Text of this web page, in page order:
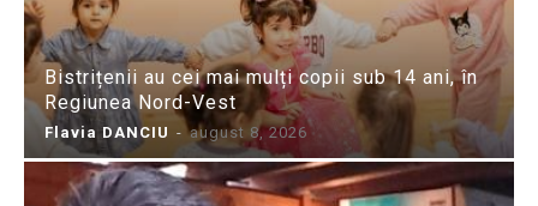
Bistrițenii au cei mai mulți copii sub 14 ani, în
Regiunea Nord-Vest
Flavia DANCIU - august 8, 2026